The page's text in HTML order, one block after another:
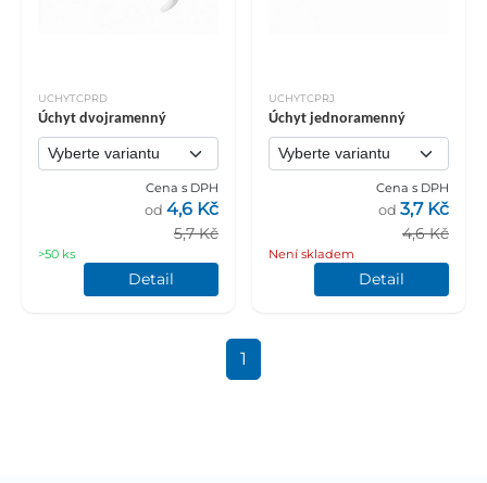
UCHYTCPRD
Úchyt dvojramenný
Cena s DPH
5,7 Kč
od 4,6 Kč
>50 ks
Detail
UCHYTCPRJ
Úchyt jednoramenný
Cena s DPH
4,6 Kč
od 3,7 Kč
Není skladem
Detail
1